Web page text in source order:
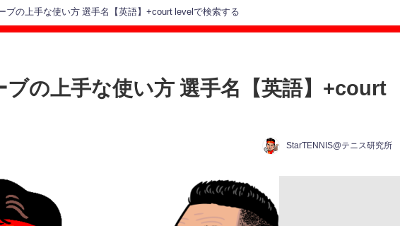
ブの上手な使い方 選手名【英語】+court levelで検索する
ブの上手な使い方 選手名【英語】+court
StarTENNIS@テニス研究所